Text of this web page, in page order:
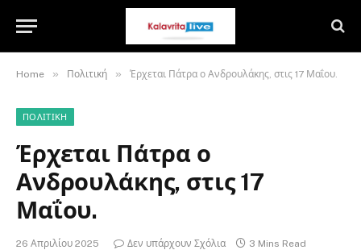
Home » Πολιτική » Έρχεται Πάτρα ο Ανδρουλάκης, στις 17 Μαΐου.
ΠΟΛΙΤΙΚΉ
Έρχεται Πάτρα ο
Ανδρουλάκης, στις 17
Μαΐου.
26 Απριλίου 2025 Δεν υπάρχουν Σχόλια 3 Mins Read